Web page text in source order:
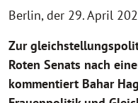
Berlin, der 29. April
Zur
Roten Senats nach
kommentiert Bahar